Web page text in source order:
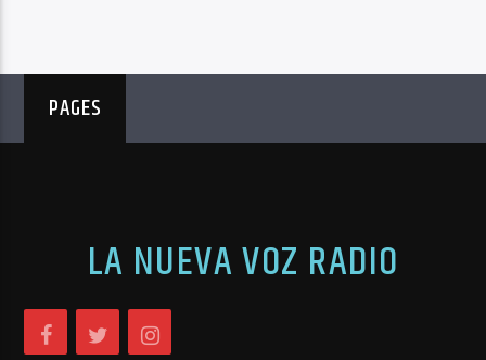
PAGES
LA NUEVA VOZ RADIO